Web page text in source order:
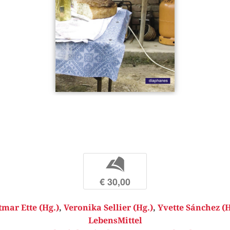
b
€ 30,00
Ette (Hg.), Veronika Sellier (Hg.), Yvette Sánchez
LebensMittel